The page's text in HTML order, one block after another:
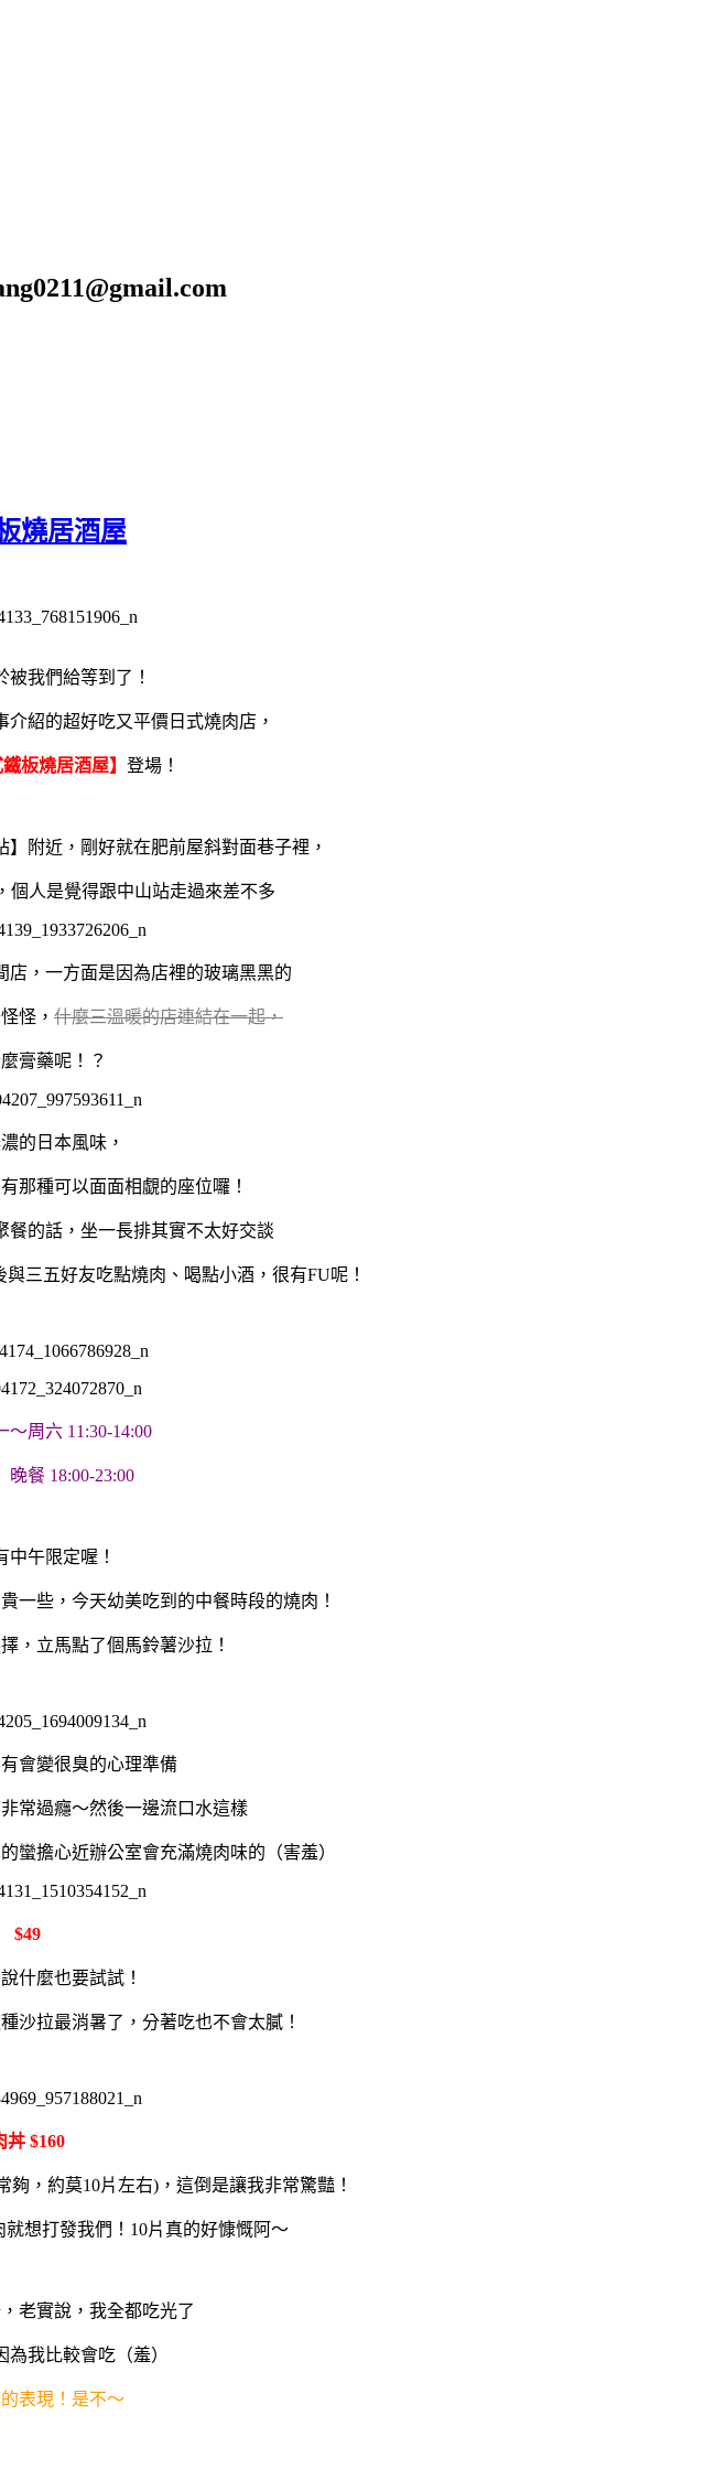
燒居酒屋
我們給等到了！
紹的超好吃又平價日式燒肉店，
板燒居酒屋】 登場！
附近，剛好就在肥前屋斜對面巷子裡，
個人是覺得跟中山站走過來差不多
，一方面是因為店裡的玻璃黑黑的
怪， 什麼三溫暖的店連結在一起，
膏藥呢！？
的日本風味，
那種可以面面相覷的座位囉！
餐的話，坐一長排其實不太好交談
三五好友吃點燒肉、喝點小酒，很有FU呢！
～周六 11:30-14:00
晚餐 18:00-23:00
中午限定喔！
一些，今天幼美吃到的中餐時段的燒肉！
，立馬點了個馬鈴薯沙拉！
會變很臭的心理準備
常過癮～然後一邊流口水這樣
蠻擔心近辦公室會充滿燒肉味的（害羞）
$49
什麼也要試試！
沙拉最消暑了，分著吃也不會太膩！
丼 $160
，約莫10片左右)，這倒是讓我非常驚豔！
想打發我們！10片真的好慷慨阿～
老實說，我全都吃光了
我比較會吃（羞）
表現！是不～